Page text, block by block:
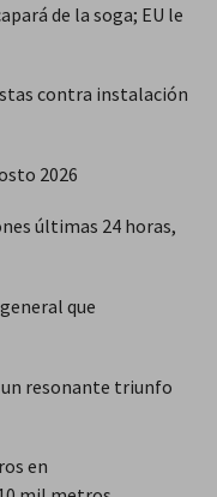
de la soga; EU le
contra instalación
2026
últimas 24 horas,
que
resonante triunfo
en